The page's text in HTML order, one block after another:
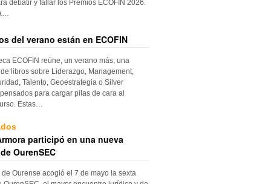
debatir y fallar los Premios ECOFIN 2026.
del verano están en ECOFIN
ECOFIN reúne, un verano más, una
libros sobre Liderazgo, Management,
Talento, Geoestrategia o Silver
para cargar pilas de cara al
Estas…
participó en una nueva
OurenSEC
Ourense acogió el 7 de mayo la sexta